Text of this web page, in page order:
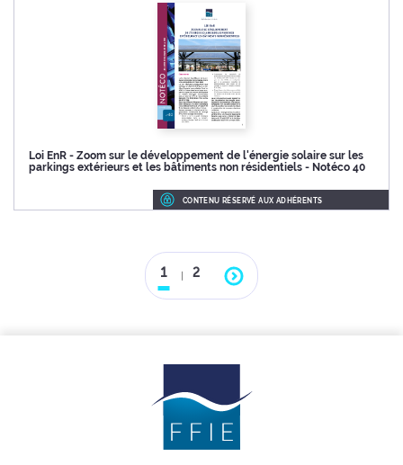
Loi EnR - Zoom sur le développement de l'énergie solaire sur les
parkings extérieurs et les bâtiments non résidentiels - Notéco 40
CONTENU RÉSERVÉ AUX ADHÉRENTS
1 2